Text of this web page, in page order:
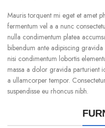
Mauris torquent mi eget et amet
fermentum vel a a nunc
nulla condimentum platea
bibendum ante adipiscing
nisi condimentum lobortis
massa a dolor gravida parturient
a ullamcorper tempor.
suspendisse eu rhoncus nibh.